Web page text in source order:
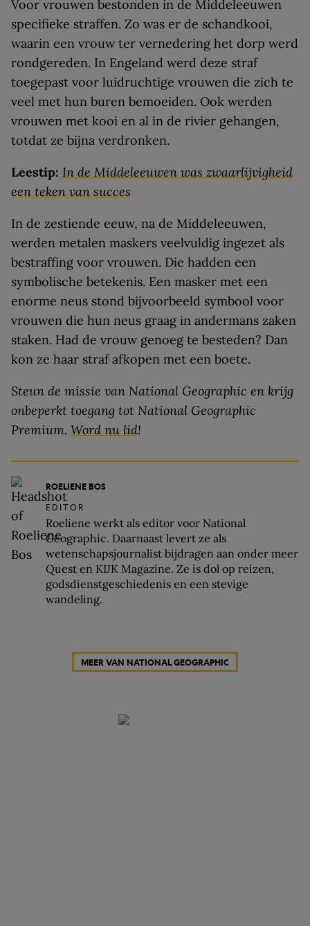
Voor vrouwen bestonden in de Middeleeuwen
specifieke straffen. Zo was er de schandkooi,
waarin een vrouw ter vernedering het dorp werd
rondgereden. In Engeland werd deze straf
toegepast voor luidruchtige vrouwen die zich te
veel met hun buren bemoeiden. Ook werden
vrouwen met kooi en al in de rivier gehangen,
totdat ze bijna verdronken.
Leestip: In de Middeleeuwen was zwaarlijvigheid
een teken van succes
In de zestiende eeuw, na de Middeleeuwen,
werden metalen maskers veelvuldig ingezet als
bestraffing voor vrouwen. Die hadden een
symbolische betekenis. Een masker met een
enorme neus stond bijvoorbeeld symbool voor
vrouwen die hun neus graag in andermans zaken
staken. Had de vrouw genoeg te besteden? Dan
kon ze haar straf afkopen met een boete.
Steun de missie van National Geographic en krijg
onbeperkt toegang tot National Geographic
Premium. Word nu lid!
ROELIENE BOS
EDITOR
Roeliene werkt als editor voor National
Geographic. Daarnaast levert ze als
wetenschapsjournalist bijdragen aan onder meer
Quest en KIJK Magazine. Ze is dol op reizen,
godsdienstgeschiedenis en een stevige
wandeling.
MEER VAN NATIONAL GEOGRAPHIC